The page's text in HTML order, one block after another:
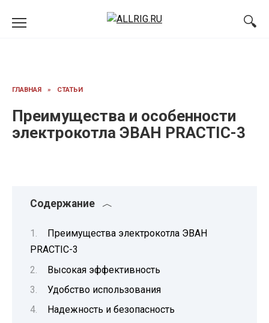
ГЛАВНАЯ » СТАТЬИ
Преимущества и особенности
электрокотла ЭВАН PRACTIC-3
Содержание
Преимущества электрокотла ЭВАН
PRACTIC-3
Высокая эффективность
Удобство использования
Надежность и безопасность